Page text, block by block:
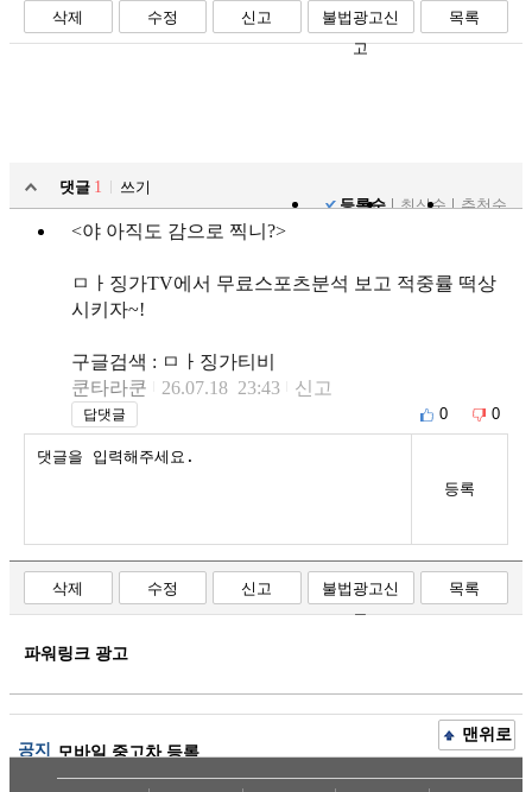
삭제 수정 신고
불법광고신
고
목록
댓글 1
쓰기
등록순
최신순 추천순
<야 아직도 감으로 찍니?>
ㅁㅏ징가TV에서 무료스포츠분석 보고 적중률 떡상
시키자~!
구글검색 : ㅁㅏ징가티비
쿤타라쿤
26.07.18 23:43 신고
답댓글 0 0
등록
삭제 수정 신고
불법광고신
고
목록
파워링크 광고
공지 모바일 중고차 등록
맨위로